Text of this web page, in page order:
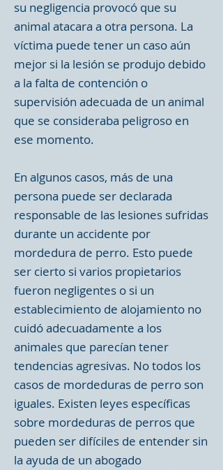
su negligencia provocó que su
animal atacara a otra persona. La
víctima puede tener un caso aún
mejor si la lesión se produjo debido
a la falta de contención o
supervisión adecuada de un animal
que se consideraba peligroso en
ese momento.
En algunos casos, más de una
persona puede ser declarada
responsable de las lesiones sufridas
durante un accidente por
mordedura de perro. Esto puede
ser cierto si varios propietarios
fueron negligentes o si un
establecimiento de alojamiento no
cuidó adecuadamente a los
animales que parecían tener
tendencias agresivas. No todos los
casos de mordeduras de perro son
iguales. Existen leyes específicas
sobre mordeduras de perros que
pueden ser difíciles de entender sin
la ayuda de un abogado